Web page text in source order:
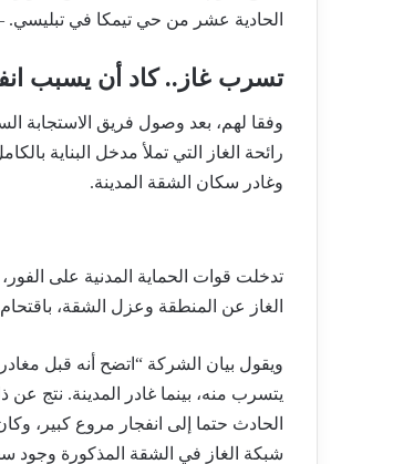
الحادية عشر من حي تيمكا في تبليسي.
تسرب غاز.. كاد أن يسبب
رائحة الغاز التي تملأ مدخل البناية
وغادر سكان الشقة المدينة.
تدخلت قوات الحماية المدنية على
الغاز عن المنطقة وعزل الشقة،
ويقول بيان الشركة “اتضح أنه قبل
يتسرب منه، بينما غادر المدينة. نتج عن
الحادث حتما إلى انفجار مروع كبير،
شبكة الغاز في الشقة المذكورة وجود